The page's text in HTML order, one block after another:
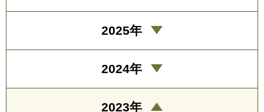
2025年
2024年
2023年